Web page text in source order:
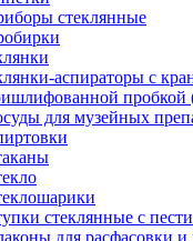
стеклянные
аспираторы с
пробкой
для музейных
стеклянные с
для расфасовки и